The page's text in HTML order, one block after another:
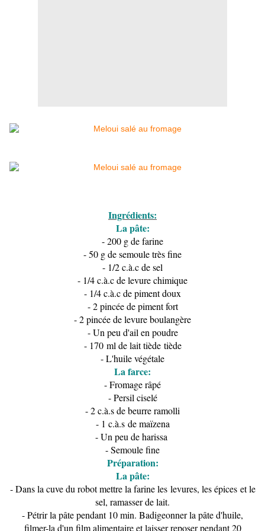
Ingrédients:
La pâte:
- 200 g de farine
- 50 g de semoule très fine
- 1/2 c.à.c de sel
- 1/4 c.à.c de levure chimique
- 1/4 c.à.c de piment doux
- 2 pincée de piment fort
- 2 pincée de levure boulangère
- Un peu d'ail en poudre
- 170 ml de lait tiède tiède
- L'huile végétale
La farce:
- Fromage râpé
- Persil ciselé
- 2 c.à.s de beurre ramolli
- 1 c.à.s de maïzena
- Un peu de harissa
- Semoule fine
Préparation:
La pâte:
- Dans la cuve du robot mettre la farine les levures, les épices et le
sel, ramasser de lait.
- Pétrir la pâte pendant 10 min. Badigeonner la pâte d'huile,
filmer-la d'un film alimentaire et laisser reposer pendant 20